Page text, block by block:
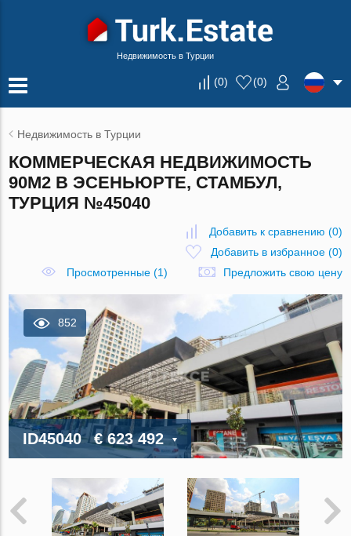
Недвижимость в Турции
(0) (0)
Недвижимость в Турции
КОММЕРЧЕСКАЯ НЕДВИЖИМОСТЬ
90М2 В ЭСЕНЬЮРТЕ, СТАМБУЛ,
ТУРЦИЯ №45040
Добавить к сравнению (0)
Добавить в избранное(0)
Просмотренные (1)
Предложить свою цену
852
ID45040 € 623 492